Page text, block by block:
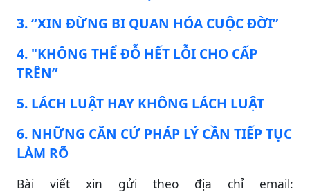
3. “XIN ĐỪNG BI QUAN HÓA CUỘC ĐỜI”
4. "KHÔNG THỂ ĐỖ HẾT LỖI CHO CẤP
TRÊN”
5. LÁCH LUẬT HAY KHÔNG LÁCH LUẬT
6. NHỮNG CĂN CỨ PHÁP LÝ CẦN TIẾP TỤC
LÀM RÕ
Bài viết xin gửi theo địa chỉ email: